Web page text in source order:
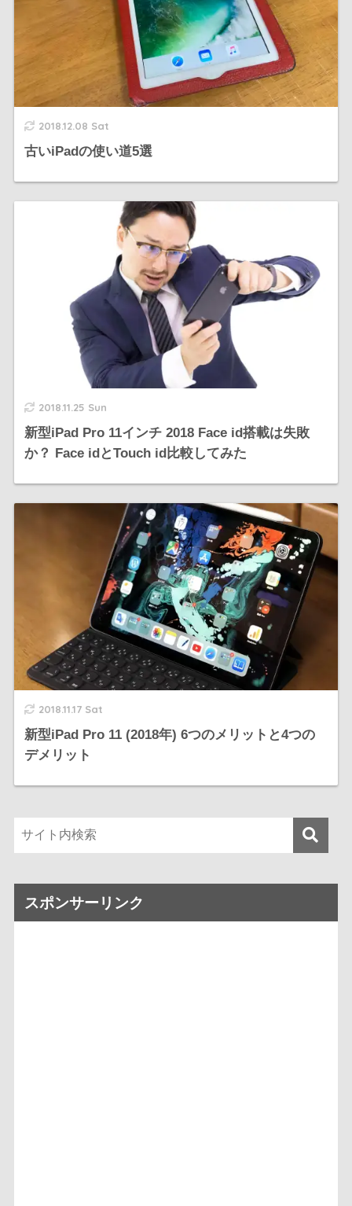
2018.12.08 Sat
古いiPadの使い道5選
2018.11.25 Sun
新型iPad Pro 11インチ 2018 Face id搭載は失敗
か？ Face idとTouch id比較してみた
2018.11.17 Sat
新型iPad Pro 11 (2018年) 6つのメリットと4つの
デメリット
スポンサーリンク